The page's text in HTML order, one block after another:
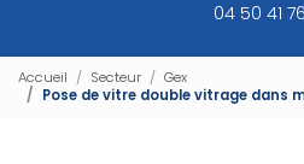
04 50 41
Accueil Secteur
Gex
Pose de vitre double vitrage dans